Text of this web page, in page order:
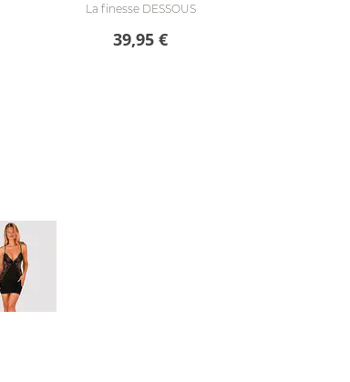
La finesse DESSOUS
39,95 €